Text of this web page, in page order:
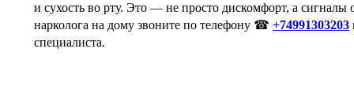
и сухость во рту. Это — не просто дискомфорт, а
нарколога на дому звоните по телефону ☎ +74991303203
специалиста.